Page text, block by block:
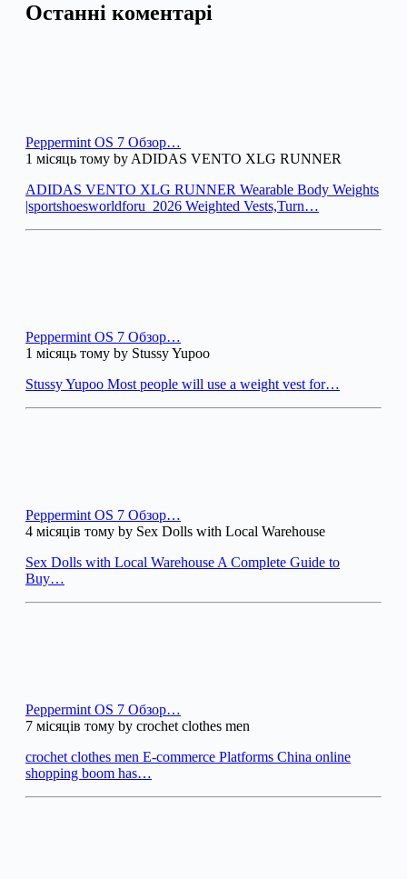
Останні коментарі
Peppermint OS 7 Обзор…
1 місяць тому by ADIDAS VENTO XLG RUNNER
ADIDAS VENTO XLG RUNNER Wearable Body Weights
|sportshoesworldforu_2026 Weighted Vests,Turn…
Peppermint OS 7 Обзор…
1 місяць тому by Stussy Yupoo
Stussy Yupoo Most people will use a weight vest for…
Peppermint OS 7 Обзор…
4 місяців тому by Sex Dolls with Local Warehouse
Sex Dolls with Local Warehouse A Complete Guide to
Buy…
Peppermint OS 7 Обзор…
7 місяців тому by crochet clothes men
crochet clothes men E-commerce Platforms China online
shopping boom has…